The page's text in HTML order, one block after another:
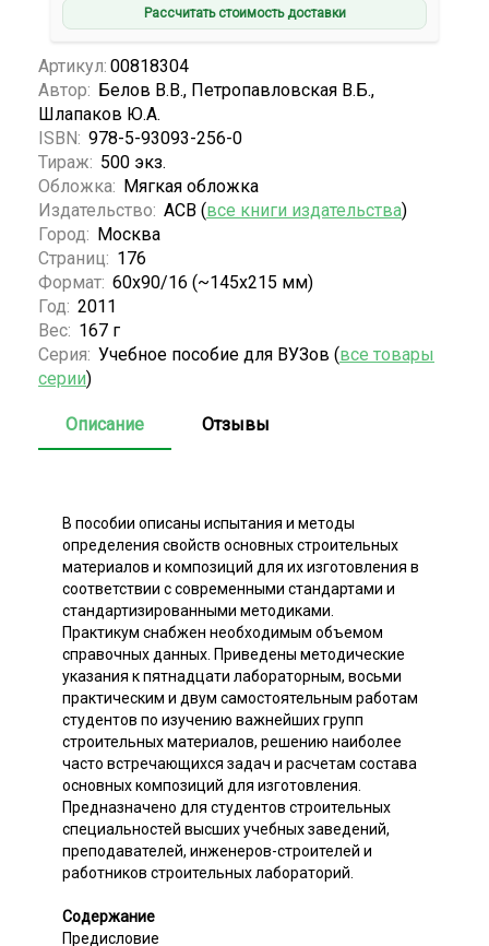
Рассчитать стоимость доставки
Артикул: 00818304
Автор: Белов В.В., Петропавловская В.Б.,
Шлапаков Ю.А.
ISBN: 978-5-93093-256-0
Тираж: 500 экз.
Обложка: Мягкая обложка
Издательство: АСВ (все книги издательства)
Город: Москва
Страниц: 176
Формат: 60x90/16 (~145х215 мм)
Год: 2011
Вес: 167 г
Серия: Учебное пособие для ВУЗов (все товары
серии)
Описание Отзывы
В пособии описаны испытания и методы
определения свойств основных строительных
материалов и композиций для их изготовления в
соответствии с современными стандартами и
стандартизированными методиками.
Практикум снабжен необходимым объемом
справочных данных. Приведены методические
указания к пятнадцати лабораторным, восьми
практическим и двум самостоятельным работам
студентов по изучению важнейших групп
строительных материалов, решению наиболее
часто встречающихся задач и расчетам состава
основных композиций для изготовления.
Предназначено для студентов строительных
специальностей высших учебных заведений,
преподавателей, инженеров-строителей и
работников строительных лабораторий.
Содержание
Предисловие